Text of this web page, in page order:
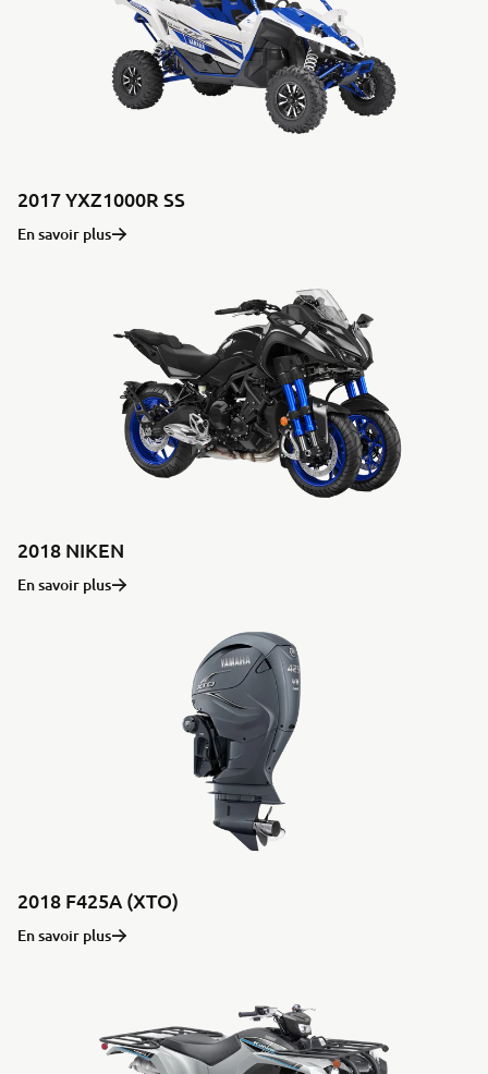
2017 YXZ1000R SS
En savoir plus
2018 NIKEN
En savoir plus
2018 F425A (XTO)
En savoir plus